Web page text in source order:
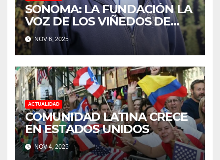
SONOMA: LA FUNDACIÓN LA
VOZ DE LOS VIÑEDOS DE
SONOMA, RECONOCIÓ A LOS
TRABAJADORES DEL MES DE
FEBRERO POR SU GRAN
TRABAJO EN LA PODA DE
UVAS
NOV 6, 2025
ACTUALIDAD
COMUNIDAD LATINA CRECE
EN ESTADOS UNIDOS
NOV 4, 2025